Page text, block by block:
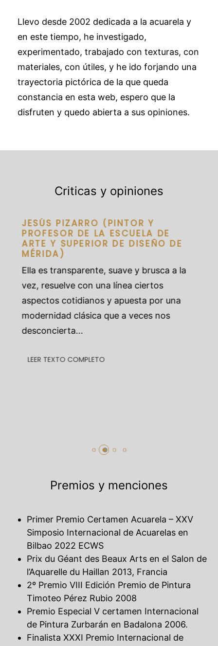
Llevo desde 2002 dedicada a la acuarela y
en este tiempo, he investigado,
experimentado, trabajado con texturas, con
materiales, con útiles, y he ido forjando una
trayectoria pictórica de la que queda
constancia en esta web, espero que la
disfruten y quedo abierta a sus opiniones.
Criticas y opiniones
JESÚS PIZARRO (PINTOR Y
PROFESOR DE LA ESCUELA DE
ARTE Y SUPERIOR DE DISEÑO DE
MÉRIDA)
Ella es transparente, suave y brusca a la
vez, resuelve con una línea ciertos
aspectos cotidianos y apuesta por una
modernidad clásica que a veces nos
desconcierta...
LEER TEXTO COMPLETO
Premios y menciones
Primer Premio Certamen Acuarela – XXV
Simposio Internacional de Acuarelas en
Bilbao 2022 ECWS
Prix du Géant des Beaux Arts en el Salon de
l’Aquarelle du Haillan 2013, Francia
2º Premio VIII Edición Premio de Pintura
Timoteo Pérez Rubio 2008
Premio Especial V certamen Internacional
de Pintura Zurbarán en Badalona 2006.
Finalista XXXI Premio Internacional de